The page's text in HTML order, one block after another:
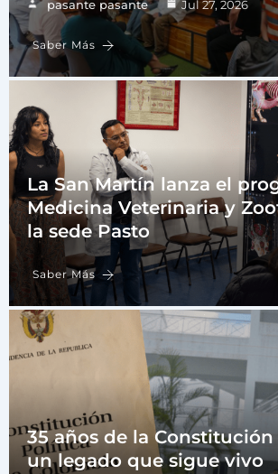
pasante pasante Jul 27, 2026
Saber Más
La San Martín lanza el
Medicina Veterinaria y
la sede Pasto
Saber Más
35 años de la Constitución
un legado que sigue vivo